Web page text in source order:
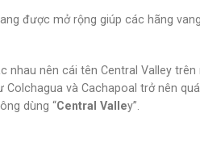
được mở rộng giúp các hãng
nhau nên cái tên Central Valley
và Cachapoal trở nên
dùng “Central Valley”.